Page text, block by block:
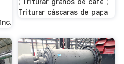
; Triturar granos de café ;
Triturar cáscaras de papa